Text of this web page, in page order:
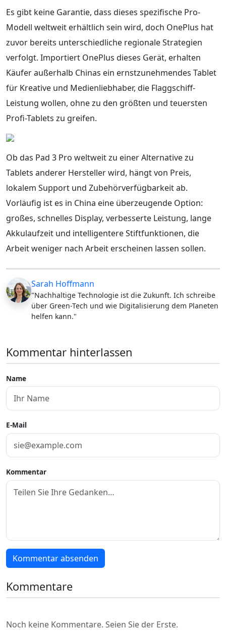
Es gibt keine Garantie, dass dieses spezifische Pro-
Modell weltweit erhältlich sein wird, doch OnePlus hat
zuvor bereits unterschiedliche regionale Strategien
verfolgt. Importiert OnePlus dieses Gerät, erhalten
Käufer außerhalb Chinas ein ernstzunehmendes Tablet
für Kreative und Medienliebhaber, die Flaggschiff-
Leistung wollen, ohne zu den größten und teuersten
Profi-Tablets zu greifen.
Ob das Pad 3 Pro weltweit zu einer Alternative zu
Tablets anderer Hersteller wird, hängt von Preis,
lokalem Support und Zubehörverfügbarkeit ab.
Vorläufig ist es in China eine überzeugende Option:
großes, schnelles Display, verbesserte Leistung, lange
Akkulaufzeit und intelligentere Stiftfunktionen, die
Arbeit weniger nach Arbeit erscheinen lassen sollen.
Sarah Hoffmann
"Nachhaltige Technologie ist die Zukunft. Ich schreibe
über Green-Tech und wie Digitalisierung dem Planeten
helfen kann."
Kommentar hinterlassen
Name
E-Mail
Kommentar
Kommentar absenden
Kommentare
Noch keine Kommentare. Seien Sie der Erste.